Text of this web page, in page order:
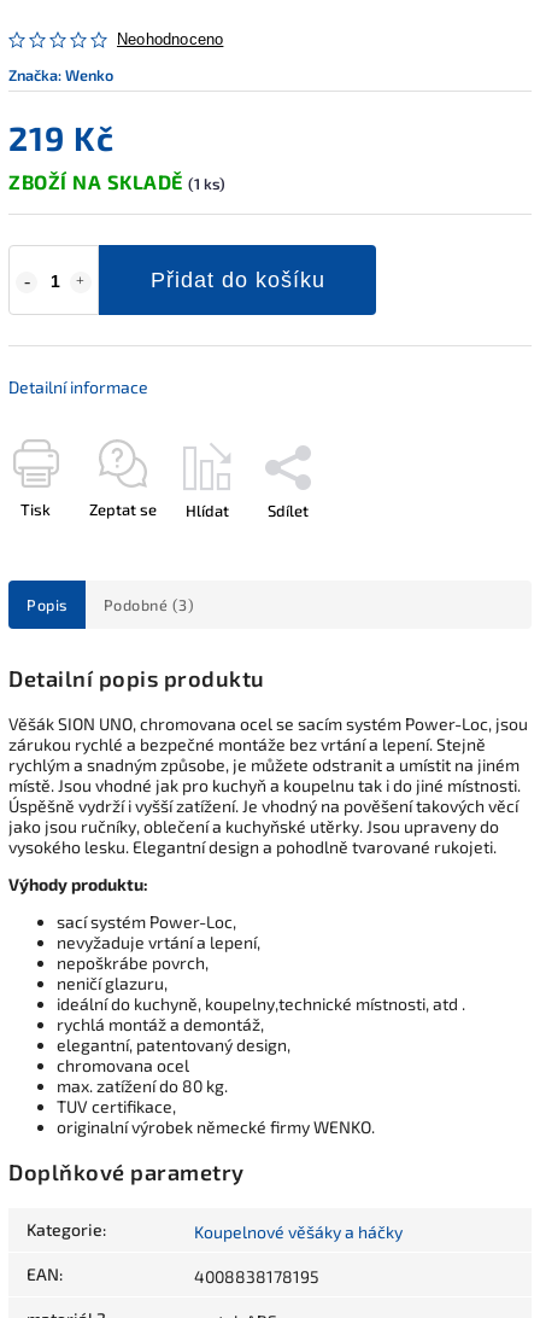
Neohodnoceno
Značka:Wenko
219 Kč
ZBOŽÍ NA SKLADĚ (1 ks)
Přidat do košíku
Detailní informace
Tisk Zeptat se Hlídat Sdílet
Popis Podobné (3)
Detailní popis produktu
Věšák SION UNO, chromovana ocel se sacím systém Power-Loc, jsou
zárukou rychlé a bezpečné montáže bez vrtání a lepení. Stejně
rychlým a snadným způsobe, je můžete odstranit a umístit na jiném
místě. Jsou vhodné jak pro kuchyň a koupelnu tak i do jiné místnosti.
Úspěšně vydrží i vyšší zatížení. Je vhodný na pověšení takových věcí
jako jsou ručníky, oblečení a kuchyňské utěrky. Jsou upraveny do
vysokého lesku. Elegantní design a pohodlně tvarované rukojeti.
Výhody produktu:
sací systém Power-Loc,
nevyžaduje vrtání a lepení,
nepoškrábe povrch,
neničí glazuru,
ideální do kuchyně, koupelny,technické místnosti, atd .
rychlá montáž a demontáž,
elegantní, patentovaný design,
chromovana ocel
max. zatížení do 80 kg.
TUV certifikace,
originalní výrobek německé firmy WENKO.
Doplňkové parametry
Kategorie: Koupelnové věšáky a háčky
EAN: 4008838178195